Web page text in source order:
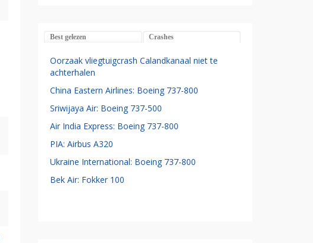
Best gelezen Crashes
Oorzaak vliegtuigcrash Calandkanaal niet te
achterhalen
China Eastern Airlines: Boeing 737-800
Sriwijaya Air: Boeing 737-500
Air India Express: Boeing 737-800
PIA: Airbus A320
Ukraine International: Boeing 737-800
Bek Air: Fokker 100